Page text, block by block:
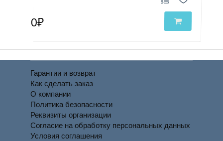
0₽
Гарантии и возврат
Как сделать заказ
О компании
Политика безопасности
Реквизиты организации
Согласие на обработку персональных данных
Условия соглашения